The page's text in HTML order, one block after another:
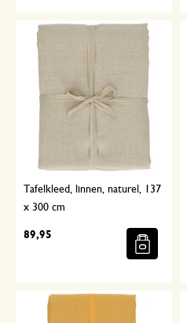
Tafelkleed, linnen, naturel, 137
x 300 cm
89,95